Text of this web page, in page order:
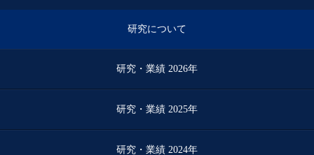
研究について
研究・業績 2026年
研究・業績 2025年
研究・業績 2024年